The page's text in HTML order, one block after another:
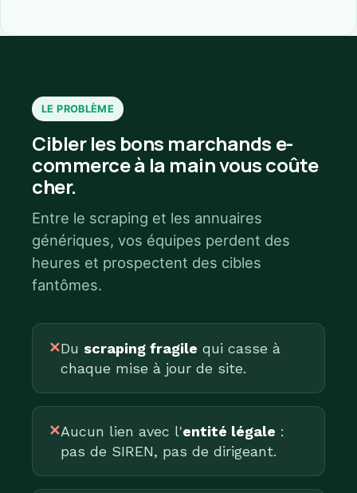
LE PROBLÈME
Cibler les bons marchands e-
commerce à la main vous coûte
cher.
Entre le scraping et les annuaires
génériques, vos équipes perdent des
heures et prospectent des cibles
fantômes.
✕Du scraping fragile qui casse à
chaque mise à jour de site.
✕Aucun lien avec l'entité légale :
pas de SIREN, pas de dirigeant.